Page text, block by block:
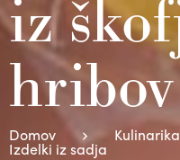
iz
hribov
Domov Kulinarika
Izdelki iz sadja